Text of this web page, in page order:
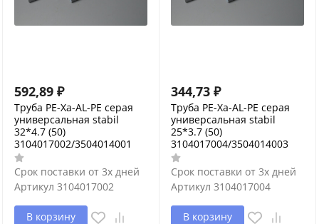
592,89 ₽
Труба PE-Xa-AL-PE серая
универсальная stabil
32*4.7 (50)
3104017002/3504014001
Срок поставки от 3х дней
Артикул 3104017002
В корзину
344,73 ₽
Труба PE-Xa-AL-PE серая
универсальная stabil
25*3.7 (50)
3104017004/3504014003
Срок поставки от 3х дней
Артикул 3104017004
В корзину